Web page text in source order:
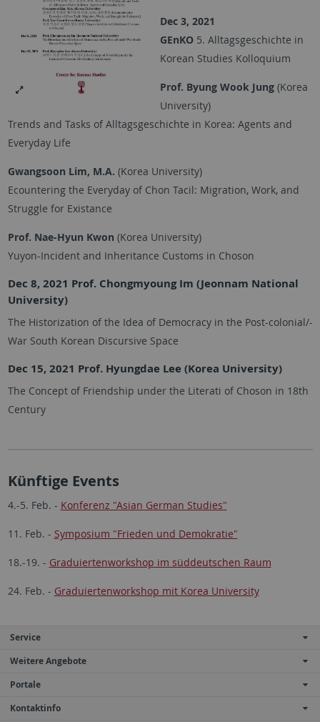
Dec 3, 2021
GEnKO 5. Alltagsgeschichte in
Korean Studies Kolloquium
Prof. Byung Wook Jung (Korea
University)
Trends and Tasks of Alltagsgeschichte in Korea: Agents and
Everyday Life
Gwangsoon Lim, M.A. (Korea University)
Ecountering the Everyday of Chon Tacil: Migration, Work, and
Struggle for Existance
Prof. Nae-Hyun Kwon (Korea University)
Yuyon-Incident and Inheritance Customs in Choson
Dec 8, 2021 Prof. Chongmyoung Im (Jeonnam National
University)
The Historization of the Idea of Democracy in the Post-colonial/-
War South Korean Discursive Space
Dec 15, 2021 Prof. Hyungdae Lee (Korea University)
The Concept of Friendship under the Literati of Choson in 18th
Century
Künftige Events
4.-5. Feb. - Konferenz "Asian German Studies"
11. Feb. - Symposium "Frieden und Demokratie"
18.-19. - Graduiertenworkshop im süddeutschen Raum
24. Feb. - Graduiertenworkshop mit Korea University
Service
Weitere Angebote
Portale
Kontaktinfo